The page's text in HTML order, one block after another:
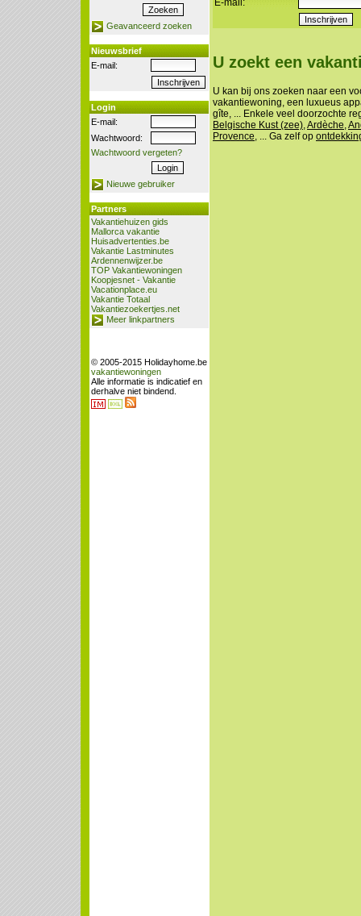
Geavanceerd zoeken
Nieuwsbrief
E-mail:
Login
E-mail:
Wachtwoord:
Wachtwoord vergeten?
Nieuwe gebruiker
Partners
Vakantiehuizen gids
Mallorca vakantie
Huisadvertenties.be
Vakantie Lastminutes
Ardennenwijzer.be
TOP Vakantiewoningen
Koopjesnet - Vakantie
Vacationplace.eu
Vakantie Totaal
Vakantiezoekertjes.net
Meer linkpartners
© 2005-2015 Holidayhome.be
vakantiewoningen
Alle informatie is indicatief en
derhalve niet bindend.
E-mail:
U zoekt een
U kan bij ons zoeken naar een
vakantiewoning, een luxueus
gîte, ... Enkele veel doorzochte
Belgische Kust (zee) Ardèche
Provence , ... Ga zelf op